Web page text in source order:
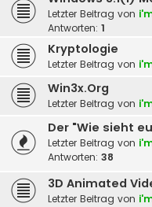
Letzter Beitrag von
Antworten: 1
Kryptologie
Letzter Beitrag von
Win3x.Org
Letzter Beitrag von
Der "Wie sieht
Letzter Beitrag von
Antworten: 38
3D Animated
Letzter Beitrag von